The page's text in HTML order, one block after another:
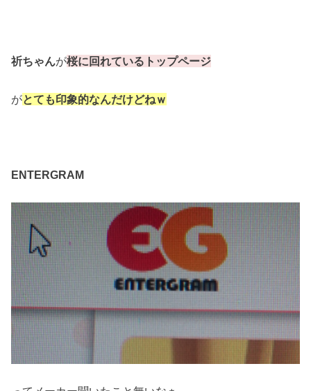
祈ちゃんが桜に回れているトップページ
がとても印象的なんだけどねｗ
ENTERGRAM